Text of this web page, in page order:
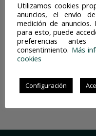
Aprende
Utilizamos cookies
anuncios, el envío
medición de anuncios.
para esto, puede
preferencias
consentimiento. Más
cookies
Configuración